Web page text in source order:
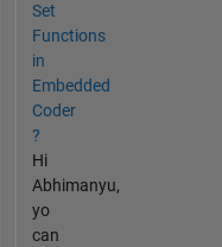
Set
Functions
in
Embedded
Coder
?
Hi
Abhimanyu,
yo
can